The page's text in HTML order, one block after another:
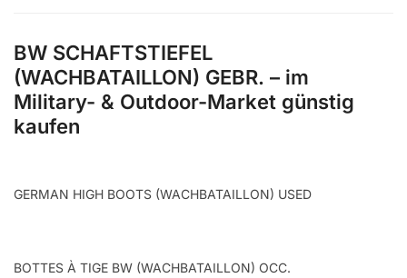
BW SCHAFTSTIEFEL
(WACHBATAILLON) GEBR. – im
Military- & Outdoor-Market günstig
kaufen
GERMAN HIGH BOOTS (WACHBATAILLON) USED
BOTTES À TIGE BW (WACHBATAILLON) OCC.